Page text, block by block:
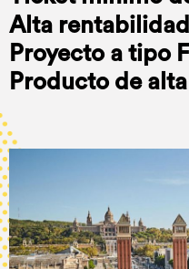
Alta rentabilidad
Proyecto a tipo
Producto de